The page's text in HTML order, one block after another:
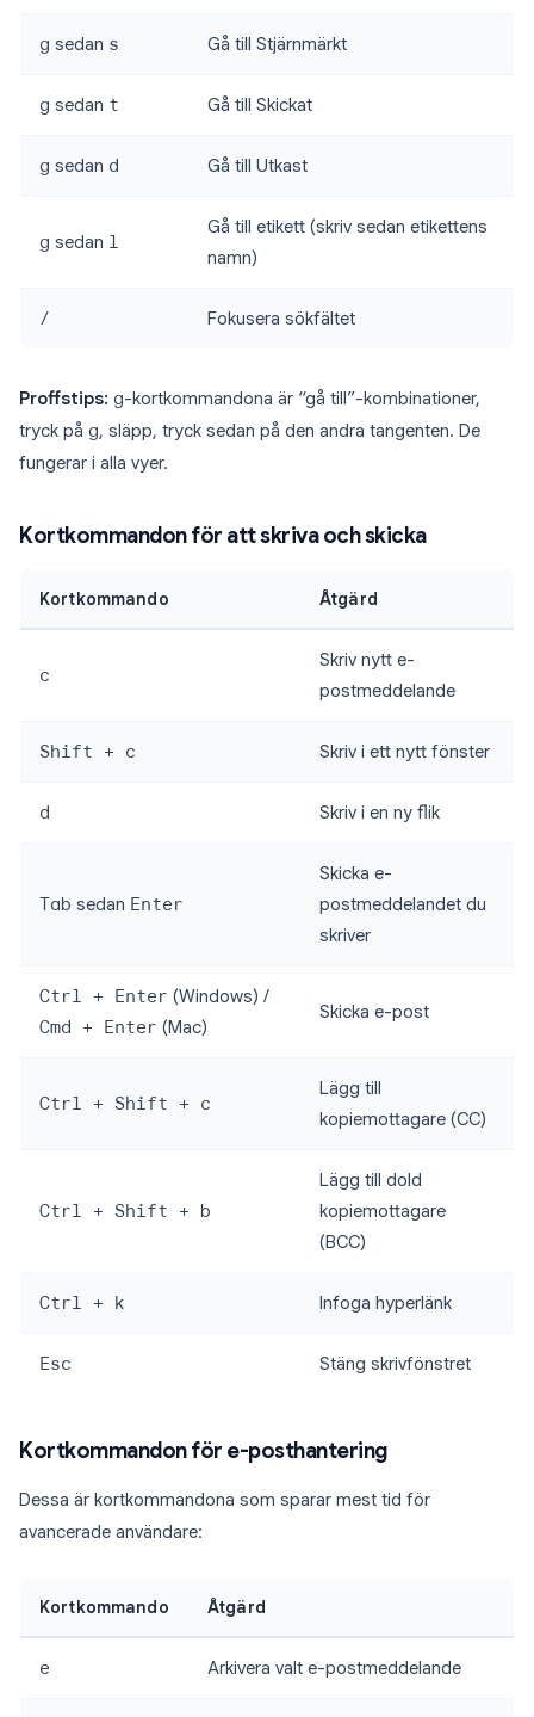
g sedan s Gå till Stjärnmärkt
g sedan t Gå till Skickat
g sedan d Gå till Utkast
g sedan l
Gå till etikett (skriv sedan etikettens
namn)
/ Fokusera sökfältet
Proffstips: g-kortkommandona är “gå till”-kombinationer,
tryck på g, släpp, tryck sedan på den andra tangenten. De
fungerar i alla vyer.
Kortkommandon för att skriva och skicka
Kortkommando Åtgärd
c
Skriv nytt e-
postmeddelande
Shift + c Skriv i ett nytt fönster
d Skriv i en ny flik
Tab sedan Enter
Skicka e-
postmeddelandet du
skriver
Ctrl + Enter (Windows) /
Cmd + Enter (Mac)
Skicka e-post
Ctrl + Shift + c
Lägg till
kopiemottagare (CC)
Ctrl + Shift + b
Lägg till dold
kopiemottagare
(BCC)
Ctrl + k Infoga hyperlänk
Esc Stäng skrivfönstret
Kortkommandon för e-posthantering
Dessa är kortkommandona som sparar mest tid för
avancerade användare:
Kortkommando Åtgärd
e Arkivera valt e-postmeddelande